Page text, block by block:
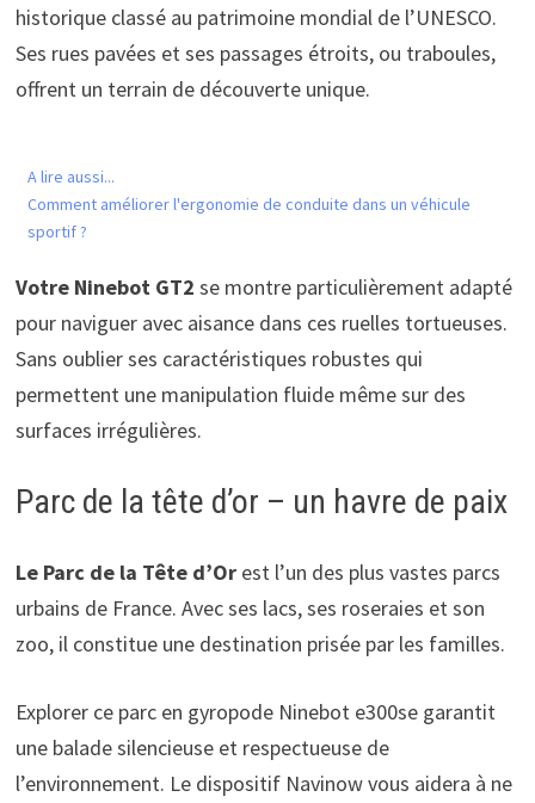
historique classé au patrimoine mondial de l’UNESCO.
Ses rues pavées et ses passages étroits, ou traboules,
offrent un terrain de découverte unique.
A lire aussi...
Comment améliorer l'ergonomie de conduite dans un véhicule
sportif ?
Votre Ninebot GT2 se montre particulièrement adapté
pour naviguer avec aisance dans ces ruelles tortueuses.
Sans oublier ses caractéristiques robustes qui
permettent une manipulation fluide même sur des
surfaces irrégulières.
Parc de la tête d’or – un havre de paix
Le Parc de la Tête d’Orest l’un des plus vastes parcs
urbains de France. Avec ses lacs, ses roseraies et son
zoo, il constitue une destination prisée par les familles.
Explorer ce parc en gyropode Ninebot e300se garantit
une balade silencieuse et respectueuse de
l’environnement. Le dispositif Navinow vous aidera à ne